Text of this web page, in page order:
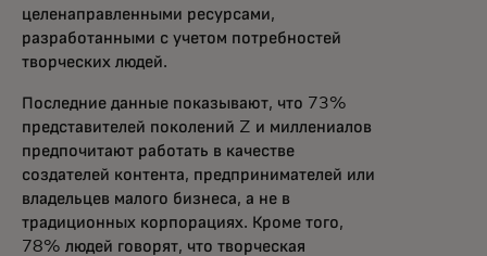
целенаправленными ресурсами,
разработанными с учетом потребностей
творческих людей.
Последние данные показывают, что 73%
представителей поколений Z и миллениалов
предпочитают работать в качестве
создателей контента, предпринимателей или
владельцев малого бизнеса, а не в
традиционных корпорациях. Кроме того,
78% людей говорят, что творческая